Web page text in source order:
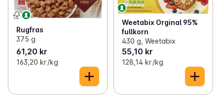
Rugfras
375 g
61,20 kr
163,20 kr /kg
Weetabix Orginal 95%
fullkorn
430 g, Weetabix
55,10 kr
128,14 kr /kg